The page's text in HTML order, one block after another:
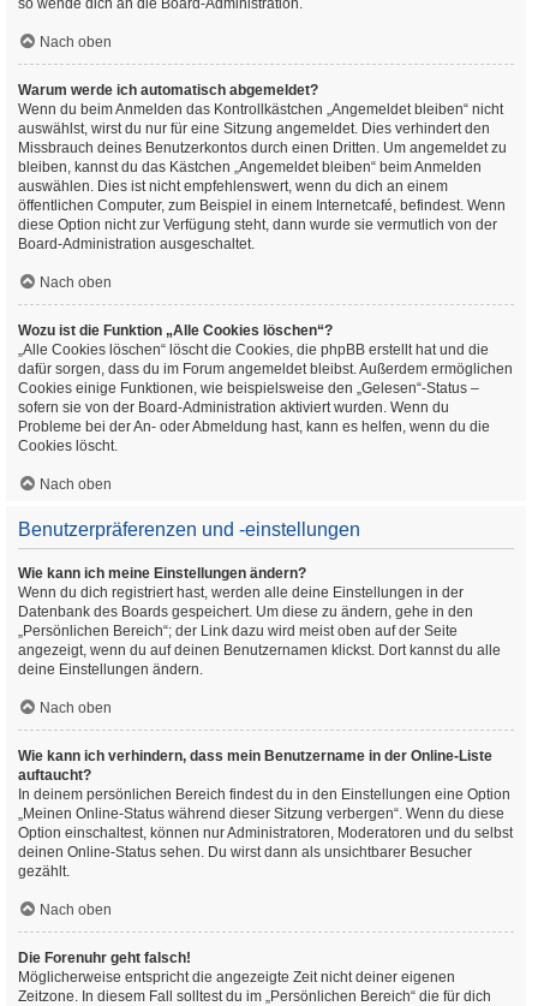
so wende dich an die Board-Administration.
Nach oben
Warum werde ich automatisch abgemeldet?
Wenn du beim Anmelden das Kontrollkästchen „Angemeldet bleiben“ nicht
auswählst, wirst du nur für eine Sitzung angemeldet. Dies verhindert den
Missbrauch deines Benutzerkontos durch einen Dritten. Um angemeldet zu
bleiben, kannst du das Kästchen „Angemeldet bleiben“ beim Anmelden
auswählen. Dies ist nicht empfehlenswert, wenn du dich an einem
öffentlichen Computer, zum Beispiel in einem Internetcafé, befindest. Wenn
diese Option nicht zur Verfügung steht, dann wurde sie vermutlich von der
Board-Administration ausgeschaltet.
Nach oben
Wozu ist die Funktion „Alle Cookies löschen“?
„Alle Cookies löschen“ löscht die Cookies, die phpBB erstellt hat und die
dafür sorgen, dass du im Forum angemeldet bleibst. Außerdem ermöglichen
Cookies einige Funktionen, wie beispielsweise den „Gelesen“-Status –
sofern sie von der Board-Administration aktiviert wurden. Wenn du
Probleme bei der An- oder Abmeldung hast, kann es helfen, wenn du die
Cookies löscht.
Nach oben
Benutzerpräferenzen und -einstellungen
Wie kann ich meine Einstellungen ändern?
Wenn du dich registriert hast, werden alle deine Einstellungen in der
Datenbank des Boards gespeichert. Um diese zu ändern, gehe in den
„Persönlichen Bereich“; der Link dazu wird meist oben auf der Seite
angezeigt, wenn du auf deinen Benutzernamen klickst. Dort kannst du alle
deine Einstellungen ändern.
Nach oben
Wie kann ich verhindern, dass mein Benutzername in der Online-Liste
auftaucht?
In deinem persönlichen Bereich findest du in den Einstellungen eine Option
„Meinen Online-Status während dieser Sitzung verbergen“. Wenn du diese
Option einschaltest, können nur Administratoren, Moderatoren und du selbst
deinen Online-Status sehen. Du wirst dann als unsichtbarer Besucher
gezählt.
Nach oben
Die Forenuhr geht falsch!
Möglicherweise entspricht die angezeigte Zeit nicht deiner eigenen
Zeitzone. In diesem Fall solltest du im „Persönlichen Bereich“ die für dich